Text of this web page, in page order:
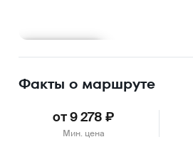
Факты о маршруте
от 9 278 ₽
Мин. цена